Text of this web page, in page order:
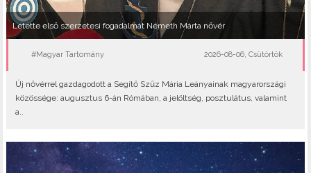
Letette első szerzetesi fogadalmát Németh Márta nővér
#Magyar Tartomány 2026-08-06, Csütörtök
Új nővérrel gazdagodott a Segítő Szűz Mária Leányainak magyarországi
közössége: augusztus 6-án Rómában, a jelöltség, posztulátus, valamint
a..